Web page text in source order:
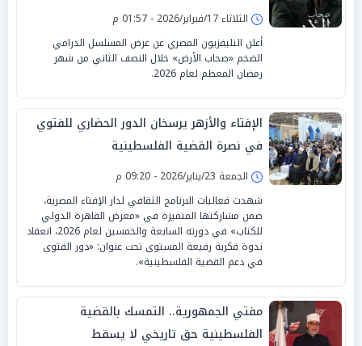
الثلاثاء 17/فبراير/2026 - 01:57 م
أعلن التليفزيون المصري عن عرض المسلسل الدرامي
الضخم «صحاب الأرض» خلال النصف الثاني من شهر
رمضان المعظم لعام 2026.
الإفتاء والأزهر يرسخان الدور الحضاري للفتوي
في نصرة القضية الفلسطينية
الجمعة 23/يناير/2026 - 09:20 م
شهدت فعاليات البرنامج الثقافي لدار الإفتاء المصرية،
ضمن مشاركتها المتميزة في «معرض القاهرة الدولي
للكتاب» في دورته السابعة والخمسين لعام 2026، انعقاد
ندوة فكرية رفيعة المستوى تحت عنوان: «دور الفتوى
في دعم القضية الفلسطينية».
مفتي الجمهورية.. التمسك بالقضية
الفلسطينية حق تاريخي لا يسقط